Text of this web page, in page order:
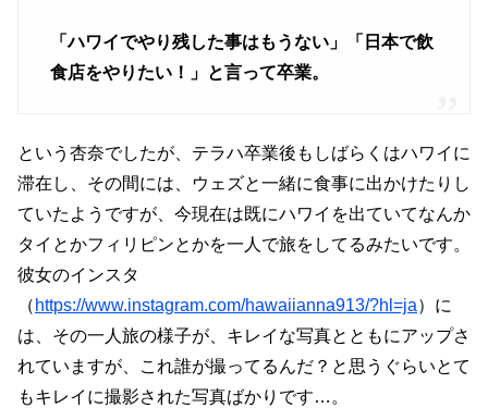
「ハワイでやり残した事はもうない」「日本で飲
食店をやりたい！」と言って卒業。
という杏奈でしたが、テラハ卒業後もしばらくはハワイに
滞在し、その間には、ウェズと一緒に食事に出かけたりし
ていたようですが、今現在は既にハワイを出ていてなんか
タイとかフィリピンとかを一人で旅をしてるみたいです。
彼女のインスタ
（ https://www.instagram.com/hawaiianna913/?hl=ja）に
は、その一人旅の様子が、キレイな写真とともにアップさ
れていますが、これ誰が撮ってるんだ？と思うぐらいとて
もキレイに撮影された写真ばかりです…。